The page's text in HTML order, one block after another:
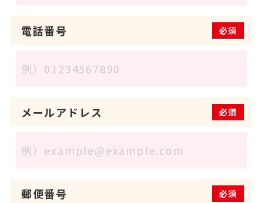
電話番号 必須
メールアドレス 必須
郵便番号 必須